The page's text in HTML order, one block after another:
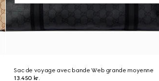
Sac de voyage avec bande Web grande moyenne
13.450 kr.